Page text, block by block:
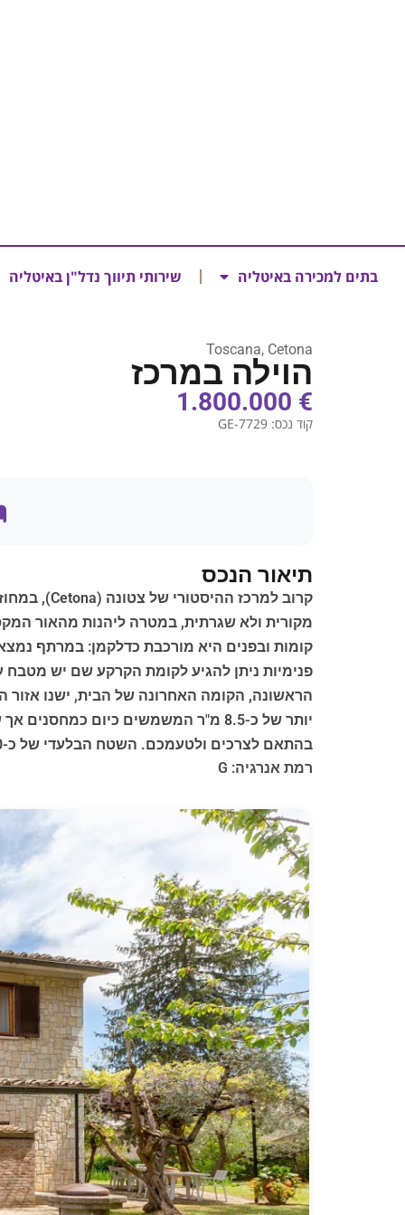
בתים למכירה באיטליה שירותי תיווך נדל"ן באיטליה
Toscana, Cetona
הוילה במרכז
€ 1.800.000
קוד נכס: GE-7729
תיאור הנכס
קומות ובפנים היא מורכבת כדלקמן: במרתף
פנימיות ניתן להגיע לקומת הקרקע שם יש מטבח
יותר של כ-8.5 מ"ר המשמשים כיום
בהתאם לצרכים ולטעמכם. השטח הבלעדי של כ-3,000 מ"ר משלים את הנכס.
רמת אנרגיה: G